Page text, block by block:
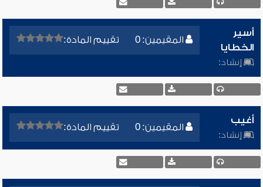
المقيمين: 0 تقييم المادة:
أسير
الخطايا
إنشاد:
المقيمين: 0 تقييم المادة:
أغيب
إنشاد: